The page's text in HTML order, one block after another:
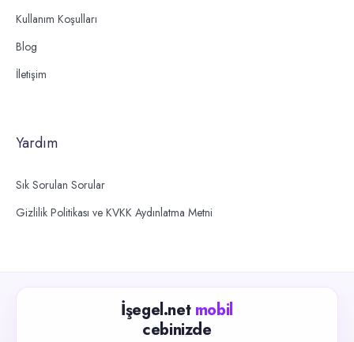
Kullanım Koşulları
Blog
İletişim
Yardım
Sık Sorulan Sorular
Gizlilik Politikası ve KVKK Aydınlatma Metni
İşegel.net mobil
cebinizde